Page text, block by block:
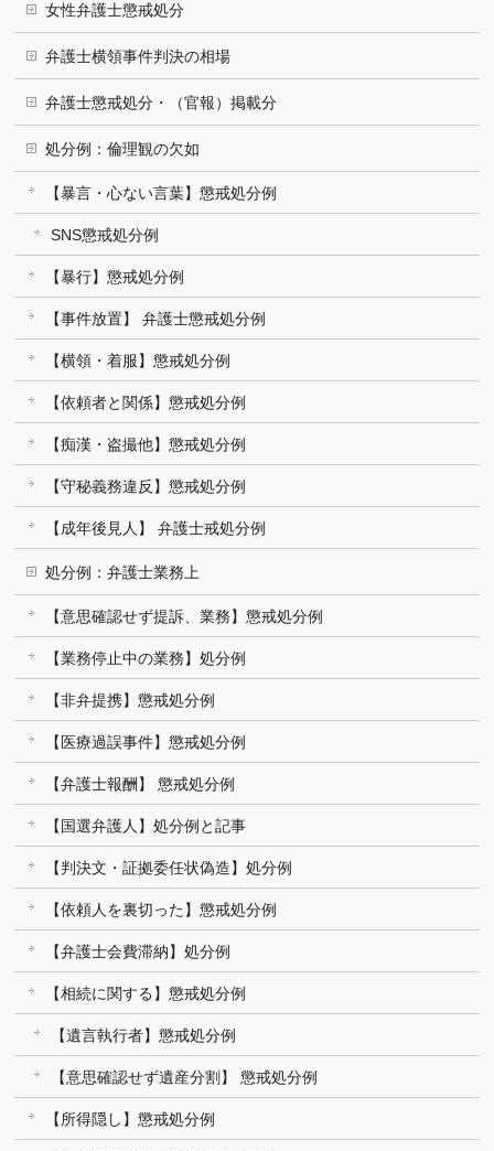
女性弁護士懲戒処分
弁護士横領事件判決の相場
弁護士懲戒処分・（官報）掲載分
処分例：倫理観の欠如
【暴言・心ない言葉】懲戒処分例
SNS懲戒処分例
【暴行】懲戒処分例
【事件放置】 弁護士懲戒処分例
【横領・着服】懲戒処分例
【依頼者と関係】懲戒処分例
【痴漢・盗撮他】懲戒処分例
【守秘義務違反】懲戒処分例
【成年後見人】 弁護士戒処分例
処分例：弁護士業務上
【意思確認せず提訴、業務】懲戒処分例
【業務停止中の業務】処分例
【非弁提携】懲戒処分例
【医療過誤事件】懲戒処分例
【弁護士報酬】 懲戒処分例
【国選弁護人】処分例と記事
【判決文・証拠委任状偽造】処分例
【依頼人を裏切った】懲戒処分例
【弁護士会費滞納】処分例
【相続に関する】懲戒処分例
【遺言執行者】懲戒処分例
【意思確認せず遺産分割】 懲戒処分例
【所得隠し】懲戒処分例